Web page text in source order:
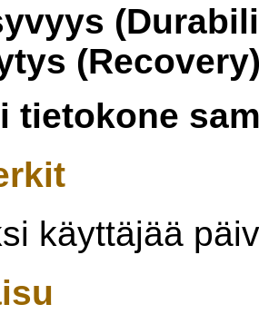
tietokone
käyttäjää